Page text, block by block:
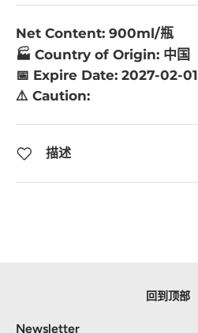
Net Content: 900ml/瓶
🏭 Country of Origin: 中国
📅 Expire Date: 2027-02-01
⚠️ Caution:
描述
回到顶部
Newsletter